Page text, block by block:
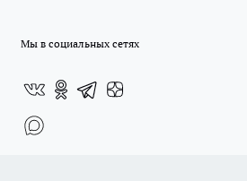
Мы в социальных сетях